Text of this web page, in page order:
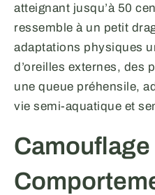
atteignant jusqu’à 50
ressemble à un petit
adaptations physiques
d’oreilles externes, des
une queue préhensile,
vie semi-aquatique et
Camouflage